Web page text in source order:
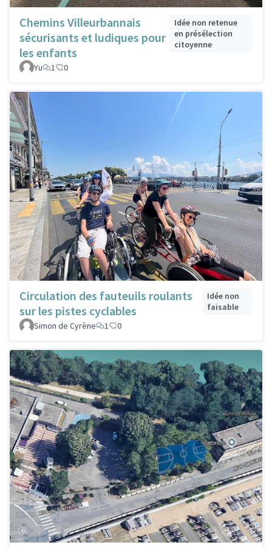
Chemins Villeurbannais
sécurisants et ludiques pour
les enfants
Idée non retenue
en présélection
citoyenne
Yu 1 0
Circulation des fauteuils roulants
sur les pistes cyclables
Idée non
faisable
Simon de Cyrène
1 0